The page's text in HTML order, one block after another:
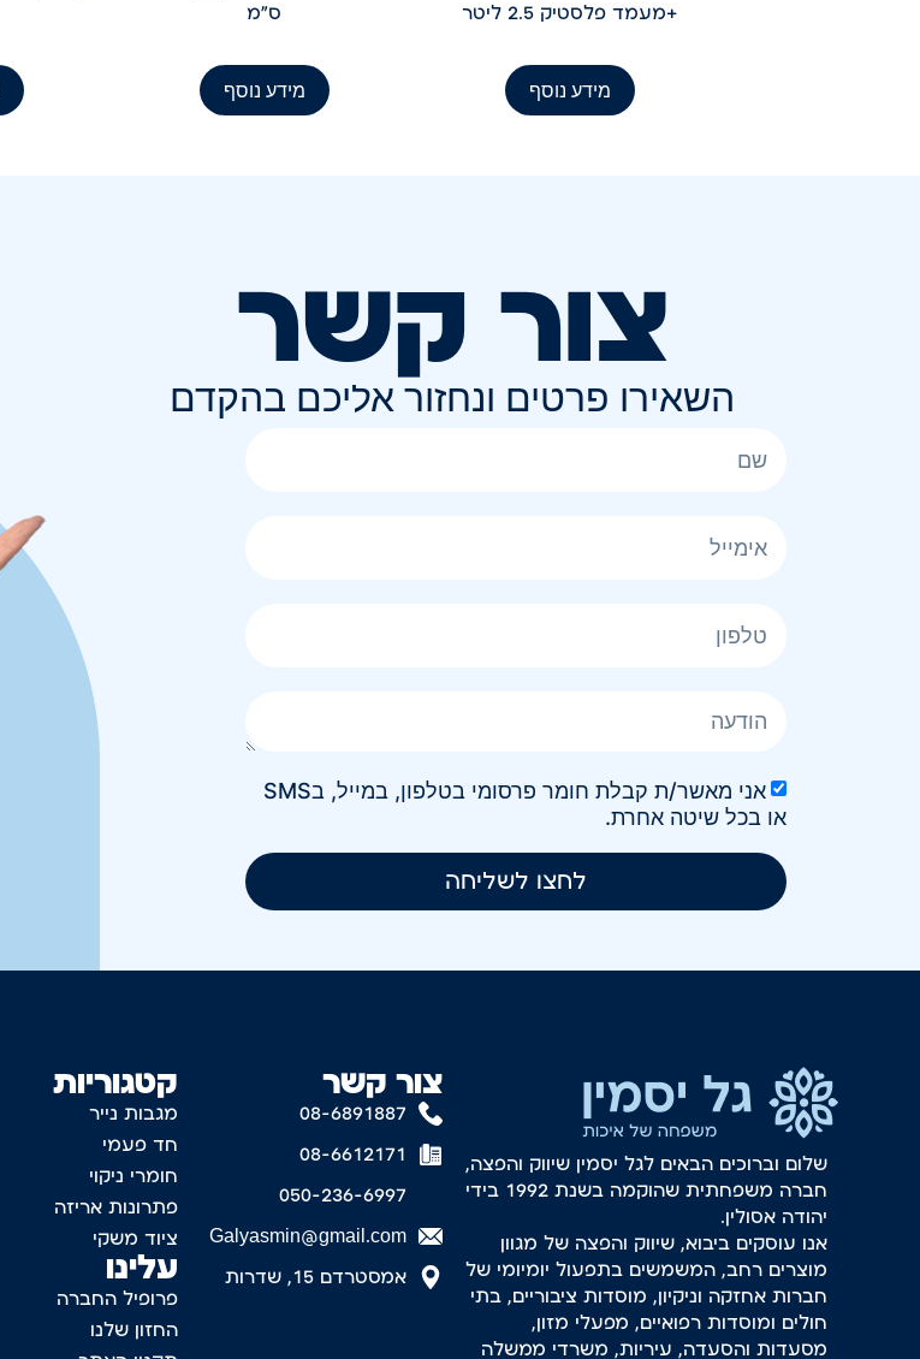
+מעמד פלסטיק 2.5 ליטר
מידע נוסף
ס"מ
מידע נוסף
צור קשר
השאירו פרטים ונחזור אליכם בהקדם
אני מאשר/ת קבלת חומר פרסומי בטלפון, במייל, בSMS
או בכל שיטה אחרת.
לחצו לשליחה
קטגוריות
מגבות נייר
חד פעמי
חומרי ניקוי
פתרונות אריזה
ציוד משקי
עלינו
פרופיל החברה
החזון שלנו
צור קשר
08-6891887
08-6612171
050-236-6997
Galyasmin@gmail.com
אמסטרדם 15, שדרות
שלום וברוכים הבאים לגל יסמין שיווק והפצה,
חברה משפחתית שהוקמה בשנת 1992 בידי
יהודה אסולין.
אנו עוסקים ביבוא, שיווק והפצה של מגוון
מוצרים רחב, המשמשים בתפעול יומיומי של
חברות אחזקה וניקיון, מוסדות ציבוריים, בתי
חולים ומוסדות רפואיים, מפעלי מזון,
מסעדות והסעדה, עיריות, משרדי ממשלה